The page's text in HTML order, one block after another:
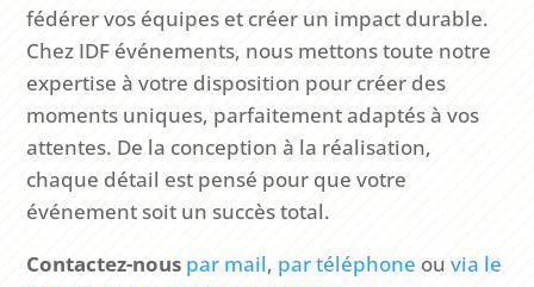
fédérer vos équipes et créer un impact durable.
Chez IDF événements, nous mettons toute notre
expertise à votre disposition pour créer des
moments uniques, parfaitement adaptés à vos
attentes. De la conception à la réalisation,
chaque détail est pensé pour que votre
événement soit un succès total.
Contactez-nous par mail, par téléphone ouvia le